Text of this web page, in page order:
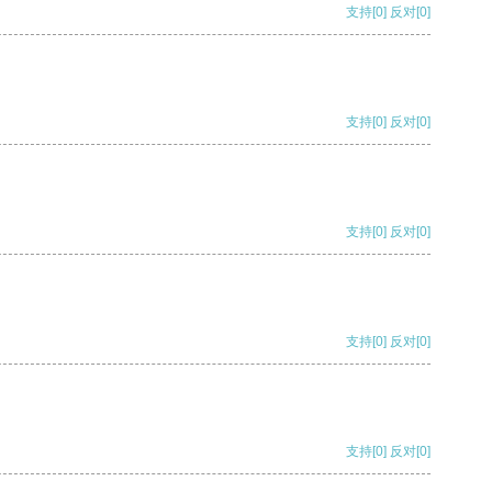
支持[0] 反对[0]
支持[0] 反对[0]
支持[0] 反对[0]
支持[0] 反对[0]
支持[0] 反对[0]